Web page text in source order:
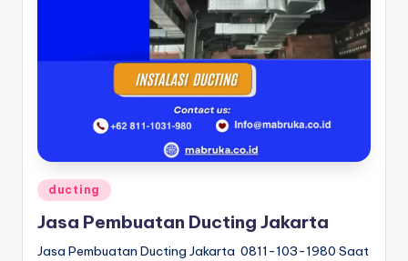
Posted
ducting
Jasa Pembuatan Ducting Jakarta
Jasa Pembuatan Ducting Jakarta 0811-103-1980 Saat